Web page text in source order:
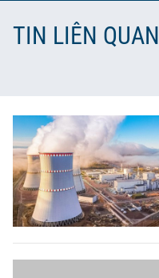
TIN LIÊN QUAN